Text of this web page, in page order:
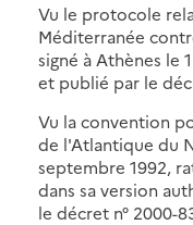
Vu le protocole
Méditerranée
signé à Athènes le
et publié par le
Vu la convention
de l'Atlantique du
septembre 1992,
dans sa version
le décret n° 2000-